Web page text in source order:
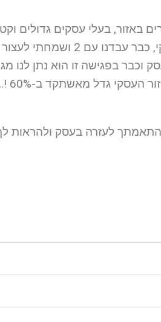
בעלי עסקים גדולים
שלהם החל לפרוח. קצת התעצבנתי, לא היה לי כוח
בפגישה זו הוא נתן לנו
לנו
לעזרה בעסק ולהראות